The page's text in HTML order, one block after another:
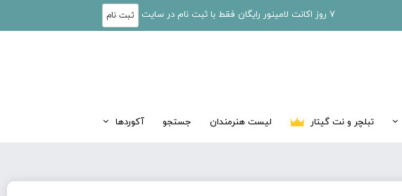
7 روز اکانت لامینور رایگان فقط با ثبت نام در سایت ثبت نام
تبلچر و نت گیتار لیست هنرمندان جستجو آکوردها